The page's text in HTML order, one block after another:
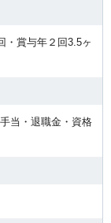
・賞与年２回3.5ヶ
当・退職金・資格